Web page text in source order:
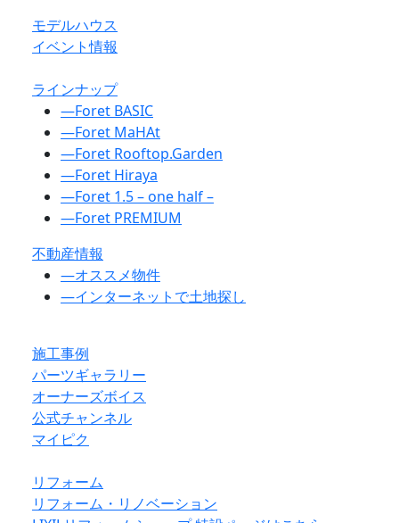
モデルハウス
イベント情報
ラインナップ
―Foret BASIC
―Foret MaHAt
―Foret Rooftop.Garden
―Foret Hiraya
―Foret 1.5 – one half –
―Foret PREMIUM
不動産情報
―オススメ物件
―インターネットで土地探し
施工事例
パーツギャラリー
オーナーズボイス
公式チャンネル
マイピク
リフォーム
リフォーム・リノベーション